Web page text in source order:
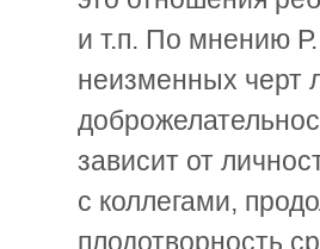
и т.п. По мнению
неизменных черт
зависит от
с коллегами,
плодотворность